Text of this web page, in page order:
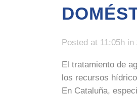
Posted at 11:05h in
El tratamiento de
los recursos
En Cataluña,